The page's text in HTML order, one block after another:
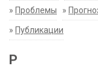
» Проблемы »
» Публикации
Р